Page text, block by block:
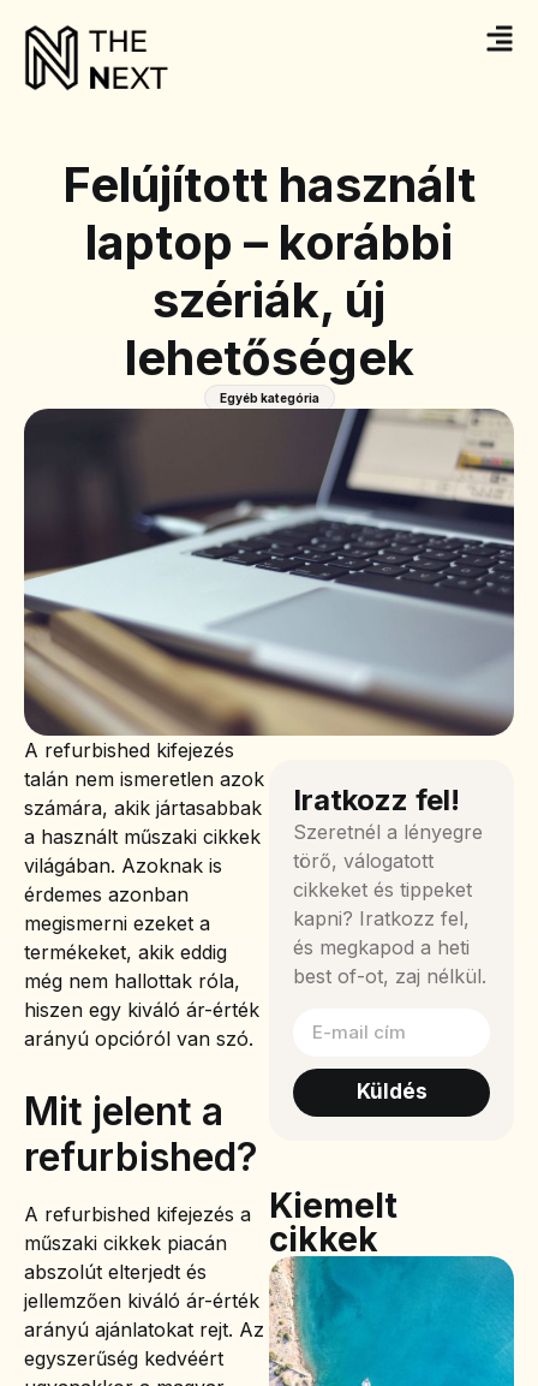
Felújított használt
laptop – korábbi
szériák, új
lehetőségek
Egyéb kategória
A refurbished kifejezés
talán nem ismeretlen azok
számára, akik jártasabbak
a használt műszaki cikkek
világában. Azoknak is
érdemes azonban
megismerni ezeket a
termékeket, akik eddig
még nem hallottak róla,
hiszen egy kiváló ár-érték
arányú opcióról van szó.
Mit jelent a
refurbished?
A refurbished kifejezés a
műszaki cikkek piacán
abszolút elterjedt és
jellemzően kiváló ár-érték
arányú ajánlatokat rejt. Az
egyszerűség kedvéért
Iratkozz fel!
Szeretnél a lényegre
törő, válogatott
cikkeket és tippeket
kapni? Iratkozz fel,
és megkapod a heti
best of-ot, zaj nélkül.
Küldés
Kiemelt
cikkek